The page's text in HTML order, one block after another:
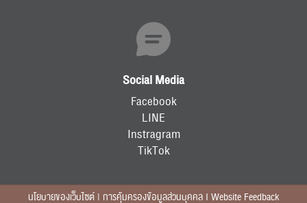
Social Media
Facebook
LINE
Instragram
TikTok
นโยบายของเว็บไซต์ | การคุ้มครองข้อมูลส่วนบุคคล I Website Feedback